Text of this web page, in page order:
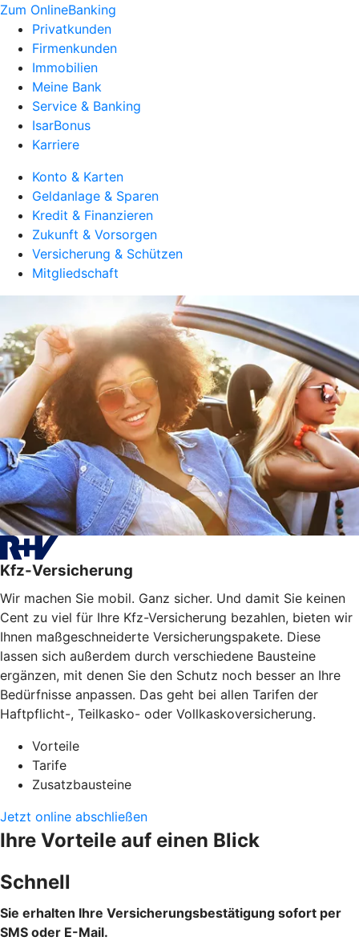
Zum OnlineBanking
Privatkunden
Firmenkunden
Immobilien
Meine Bank
Service & Banking
IsarBonus
Karriere
Konto & Karten
Geldanlage & Sparen
Kredit & Finanzieren
Zukunft & Vorsorgen
Versicherung & Schützen
Mitgliedschaft
Kfz-Versicherung
Wir machen Sie mobil. Ganz sicher. Und damit Sie keinen
Cent zu viel für Ihre Kfz-Versicherung bezahlen, bieten wir
Ihnen maßgeschneiderte Versicherungspakete. Diese
lassen sich außerdem durch verschiedene Bausteine
ergänzen, mit denen Sie den Schutz noch besser an Ihre
Bedürfnisse anpassen. Das geht bei allen Tarifen der
Haftpflicht-, Teilkasko- oder Vollkaskoversicherung.
Vorteile
Tarife
Zusatzbausteine
Jetzt online abschließen
Ihre Vorteile auf einen Blick
Schnell
Sie erhalten Ihre Versicherungsbestätigung sofort per
SMS oder E-Mail.